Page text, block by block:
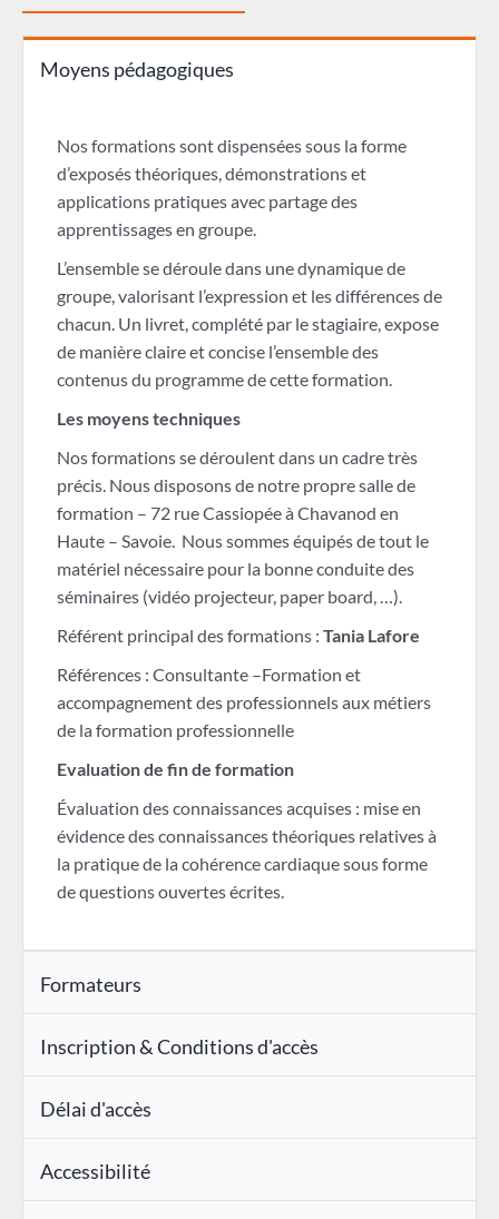
Moyens pédagogiques
Nos formations sont dispensées sous la forme
d’exposés théoriques, démonstrations et
applications pratiques avec partage des
apprentissages en groupe.
L’ensemble se déroule dans une dynamique de
groupe, valorisant l’expression et les différences de
chacun. Un livret, complété par le stagiaire, expose
de manière claire et concise l’ensemble des
contenus du programme de cette formation.
Les moyens techniques
Nos formations se déroulent dans un cadre très
précis. Nous disposons de notre propre salle de
formation – 72 rue Cassiopée à Chavanod en
Haute – Savoie. Nous sommes équipés de tout le
matériel nécessaire pour la bonne conduite des
séminaires (vidéo projecteur, paper board, …).
Référent principal des formations : Tania Lafore
Références : Consultante –Formation et
accompagnement des professionnels aux métiers
de la formation professionnelle
Evaluation de fin de formation
Évaluation des connaissances acquises : mise en
évidence des connaissances théoriques relatives à
la pratique de la cohérence cardiaque sous forme
de questions ouvertes écrites.
Formateurs
Inscription & Conditions d'accès
Délai d'accès
Accessibilité